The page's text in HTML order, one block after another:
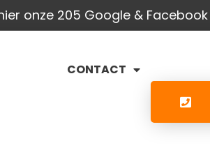
onze 205 Google &
CONTACT